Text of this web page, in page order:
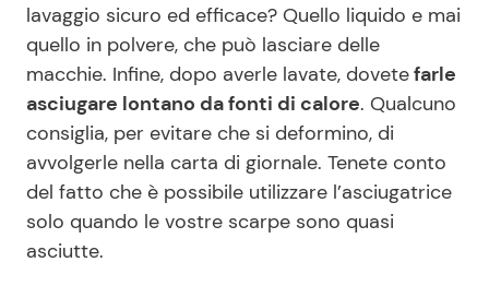
lavaggio sicuro ed efficace? Quello liquido e mai
quello in polvere, che può lasciare delle
macchie. Infine, dopo averle lavate, dovetefarle
asciugare lontano da fonti di calore. Qualcuno
consiglia, per evitare che si deformino, di
avvolgerle nella carta di giornale. Tenete conto
del fatto che è possibile utilizzare l’asciugatrice
solo quando le vostre scarpe sono quasi
asciutte.